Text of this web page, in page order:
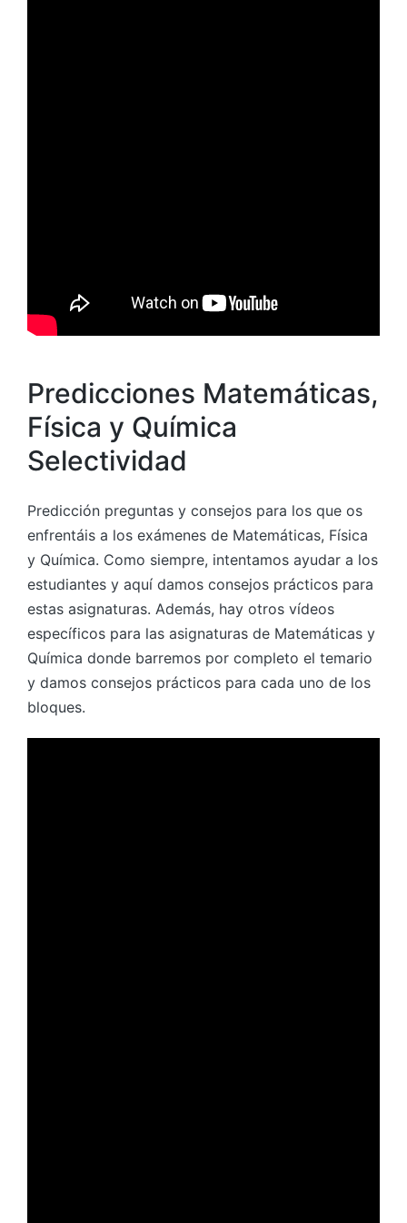
Predicciones Matemáticas,
Física y Química
Selectividad
Predicción preguntas y consejos para los que os
enfrentáis a los exámenes de Matemáticas, Física
y Química. Como siempre, intentamos ayudar a los
estudiantes y aquí damos consejos prácticos para
estas asignaturas. Además, hay otros vídeos
específicos para las asignaturas de Matemáticas y
Química donde barremos por completo el temario
y damos consejos prácticos para cada uno de los
bloques.